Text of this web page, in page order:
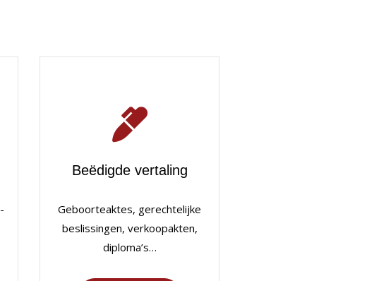
Beëdigde vertaling
Geboorteaktes, gerechtelijke
beslissingen, verkoopakten,
diploma’s…